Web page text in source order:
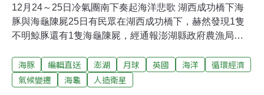
12月24～25日冷氣團南下奏起海洋悲歌 湖西成功橋下海
豚與海龜陳屍25日有民眾在湖西成功橋下，赫然發現1隻
不明鯨豚還有1隻海龜陳屍，經通報澎湖縣政府農漁局、
綠蠵龜及寬脊露脊鼠海豚，無法展開解剖，都已就地進行
掩埋。而24日也有民眾在小琉球發現一隻死亡海龜，經海
海豚 編輯直送 澎湖 月球 英國 海洋
循環經濟
氣候變遷
海龜 人造衛星